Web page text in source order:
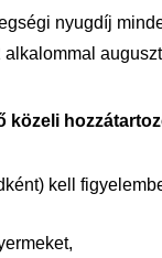
nyugdíj
közeli
kell